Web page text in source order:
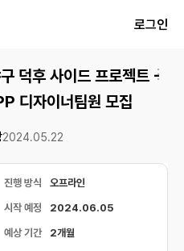
로그인
덕후 사이드 프로젝트 -
디자이너팀원 모집
2024.05.22
진행 방식 오프라인
시작 예정 2024.06.05
예상 기간 2개월